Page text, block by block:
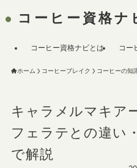
コーヒー資格ナ
コーヒー資格ナビとは コー
ホーム コーヒーブレイク コーヒーの知
キャラメルマキア
フェラテとの違い
で解説